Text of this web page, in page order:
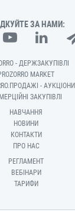
ЗА НАМИ:
- ДЕРЖЗАКУПІВЛІ
MARKET
- АУКЦІОНИ
ЗАКУПІВЛІ
НАВЧАННЯ
НОВИНИ
КОНТАКТИ
ПРО НАС
РЕГЛАМЕНТ
ВЕБІНАРИ
ТАРИФИ